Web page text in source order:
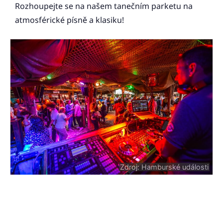
Rozhoupejte se na našem tanečním parketu na
atmosférické písně a klasiku!
Zdroj: Hamburské události